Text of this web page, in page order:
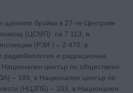
щатните бройки в 27-те Центрове
помощ (ЦСМП) са 7 113, в
(РЗИ ) – 2 470, в
и радиационна
център по обществено
– 189, в Национален център по
(НЦЗПБ) – 203, в Национален